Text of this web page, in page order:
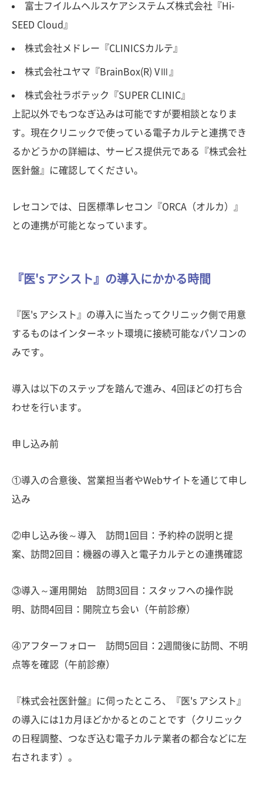
富士フイルムヘルスケアシステムズ株式会社『Hi-
SEED Cloud』
株式会社メドレー『CLINICSカルテ』
株式会社ユヤマ『BrainBox(R) VⅢ』
株式会社ラボテック『SUPER CLINIC』
上記以外でもつなぎ込みは可能ですが要相談となりま
す。現在クリニックで使っている電子カルテと連携でき
るかどうかの詳細は、サービス提供元である『株式会社
医針盤』に確認してください。
レセコンでは、日医標準レセコン『ORCA（オルカ）』
との連携が可能となっています。
『医's アシスト』の導入にかかる時間
『医's アシスト』の導入に当たってクリニック側で用意
するものはインターネット環境に接続可能なパソコンの
みです。
導入は以下のステップを踏んで進み、4回ほどの打ち合
わせを行います。
申し込み前
①導入の合意後、営業担当者やWebサイトを通じて申し
込み
②申し込み後～導入 訪問1回目：予約枠の説明と提
案、訪問2回目：機器の導入と電子カルテとの連携確認
③導入～運用開始 訪問3回目：スタッフへの操作説
明、訪問4回目：開院立ち会い（午前診療）
④アフターフォロー 訪問5回目：2週間後に訪問、不明
点等を確認（午前診療）
『株式会社医針盤』に伺ったところ、『医's アシスト』
の導入には1カ月ほどかかるとのことです（クリニック
の日程調整、つなぎ込む電子カルテ業者の都合などに左
右されます）。